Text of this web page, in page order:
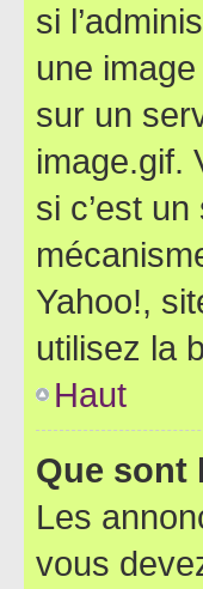
si
une
sur un
image.gif.
si c’est
Yahoo!,
utilisez la
Haut
Que sont
Les
vous